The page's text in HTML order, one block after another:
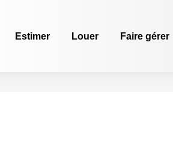
Estimer Louer Faire gérer